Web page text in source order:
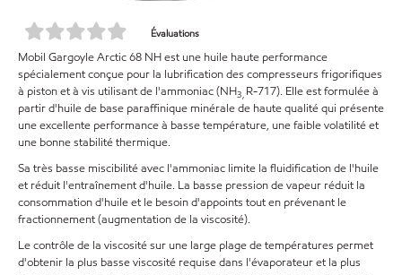
Évaluations
Mobil Gargoyle Arctic 68 NH est une huile haute performance
spécialement conçue pour la lubrification des compresseurs frigorifiques
à piston et à vis utilisant de l'ammoniac (NH3, R-717). Elle est formulée à
partir d'huile de base paraffinique minérale de haute qualité qui présente
une excellente performance à basse température, une faible volatilité et
une bonne stabilité thermique.
Sa très basse miscibilité avec l'ammoniac limite la fluidification de l'huile
et réduit l'entraînement d'huile. La basse pression de vapeur réduit la
consommation d'huile et le besoin d'appoints tout en prévenant le
fractionnement (augmentation de la viscosité).
Le contrôle de la viscosité sur une large plage de températures permet
d'obtenir la plus basse viscosité requise dans l'évaporateur et la plus